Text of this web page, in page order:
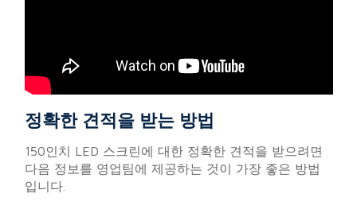
정확한 견적을 받는 방법
150인치 LED 스크린에 대한 정확한 견적을 받으려면
다음 정보를 영업팀에 제공하는 것이 가장 좋은 방법
입니다.